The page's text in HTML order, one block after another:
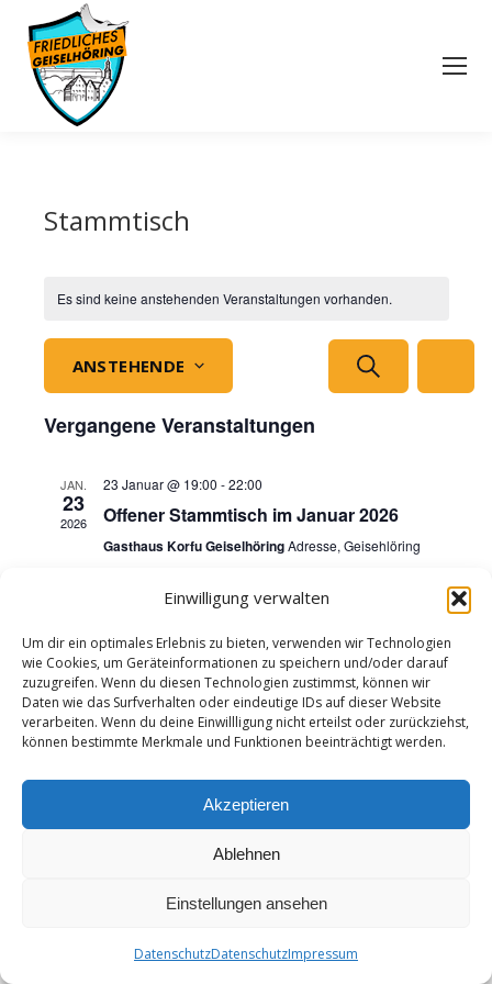
Einwilligung verwalten
Um dir ein optimales Erlebnis zu bieten, verwenden wir Technologien
wie Cookies, um Geräteinformationen zu speichern und/oder darauf
zuzugreifen. Wenn du diesen Technologien zustimmst, können wir
Daten wie das Surfverhalten oder eindeutige IDs auf dieser Website
verarbeiten. Wenn du deine Einwillligung nicht erteilst oder zurückziehst,
können bestimmte Merkmale und Funktionen beeinträchtigt werden.
Akzeptieren
Ablehnen
Einstellungen ansehen
DatenschutzDatenschutzImpressum
Stammtisch
Es sind keine anstehenden Veranstaltungen vorhanden.
Suche
Ansichten,
Navigation
SUCHE
ANSTEHENDE
wählen.
Vergangene Veranstaltungen
JAN.
23
2026
23 Januar @ 19:00 -22:00
Offener Stammtisch im Januar 2026
Gasthaus Korfu GeiselhöringAdresse, Geisehlöring
2025
3 Juli, 2025 @ 19:00-21:00
Gasthaus Korfu GeiselhöringAdresse, Geisehlöring